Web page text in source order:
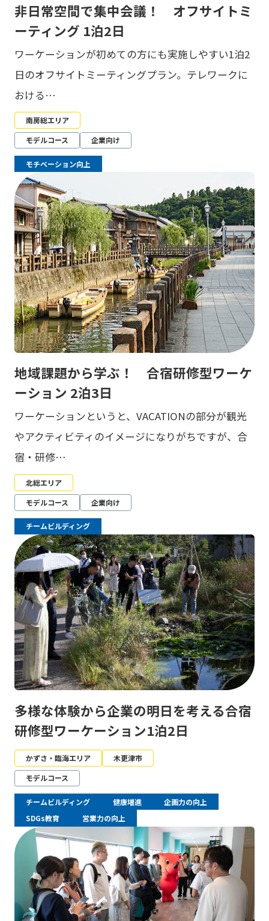
非日常空間で集中会議！ オフサイトミ
ーティング 1泊2日
ワーケーションが初めての方にも実施しやすい1泊2
日のオフサイトミーティングプラン。テレワークに
おける…
南房総エリア
モデルコース
企業向け
モチベーション向上
地域課題から学ぶ！ 合宿研修型ワーケ
ーション 2泊3日
ワーケーションというと、VACATIONの部分が観光
やアクティビティのイメージになりがちですが、合
宿・研修…
北総エリア
モデルコース
企業向け
チームビルディング
多様な体験から企業の明日を考える合宿
研修型ワーケーション1泊2日
かずさ・臨海エリア
木更津市
モデルコース
チームビルディング 健康増進
企画力の向上
SDGs教育
営業力の向上